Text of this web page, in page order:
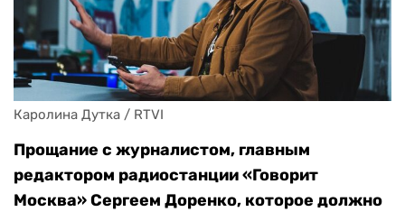
Каролина Дутка / RTVI
Прощание с журналистом, главным
редактором радиостанции «Говорит
Москва» Сергеем Доренко, которое должно